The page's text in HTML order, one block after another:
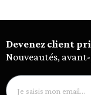
Devenez client
Nouveautés,